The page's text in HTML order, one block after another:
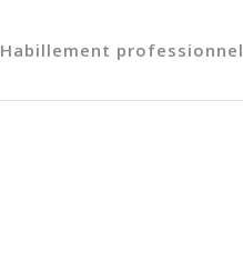
Habillement professionnel